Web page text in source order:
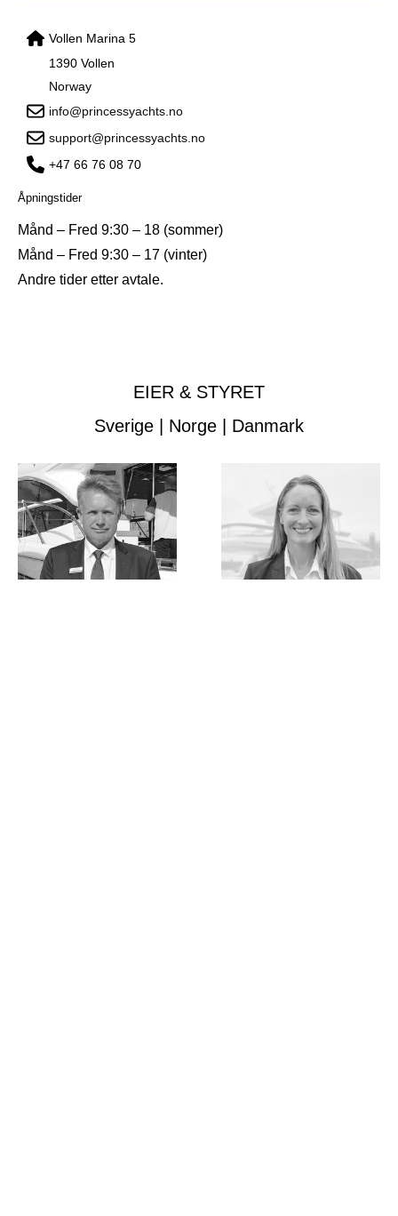
Vollen Marina 5
1390 Vollen
Norway
info@princessyachts.no
support@princessyachts.no
+47 66 76 08 70
Åpningstider
Månd – Fred 9:30 – 18 (sommer)
Månd – Fred 9:30 – 17 (vinter)
Andre tider etter avtale.
EIER & STYRET
Sverige | Norge | Danmark